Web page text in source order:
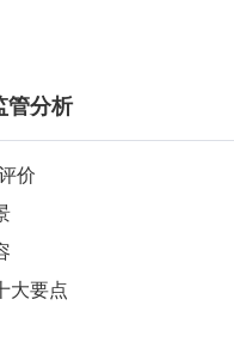
管分析
价
大要点